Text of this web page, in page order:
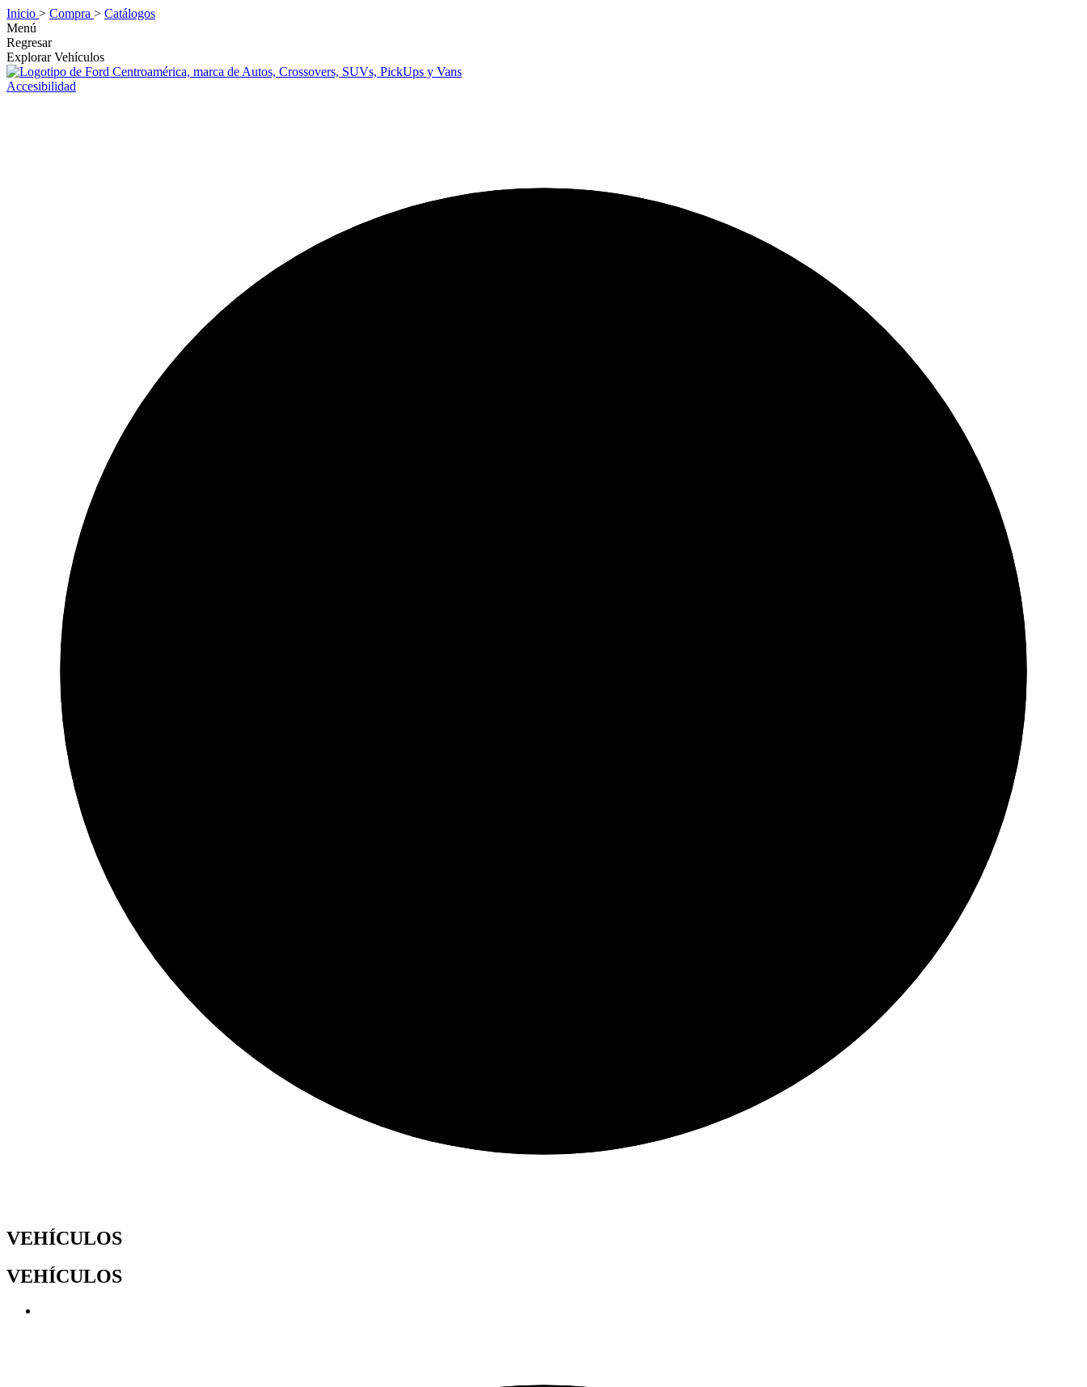
Inicio > Compra > Catálogos
Menú
Regresar
Explorar Vehículos
Accesibilidad
VEHÍCULOS
VEHÍCULOS